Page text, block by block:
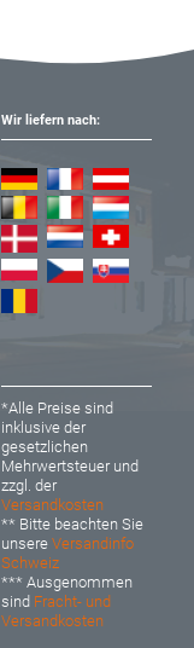
Wir liefern nach:
*Alle Preise sind
inklusive der
gesetzlichen
Mehrwertsteuer und
zzgl. der
Versandkosten
** Bitte beachten Sie
unsereVersandinfo
Schweiz
*** Ausgenommen
sind Fracht- und
Versandkosten